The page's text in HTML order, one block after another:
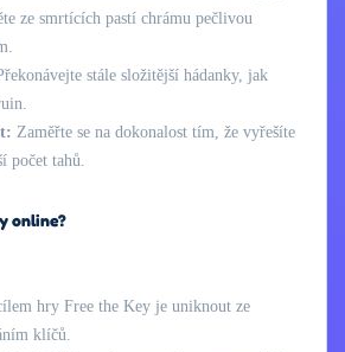
ze smrtících pastí chrámu pečlivou
stále složitější hádanky, jak
Zaměřte se na dokonalost tím, že vyřešíte
počet tahů.
online?
hry Free the Key je uniknout ze
klíčů.